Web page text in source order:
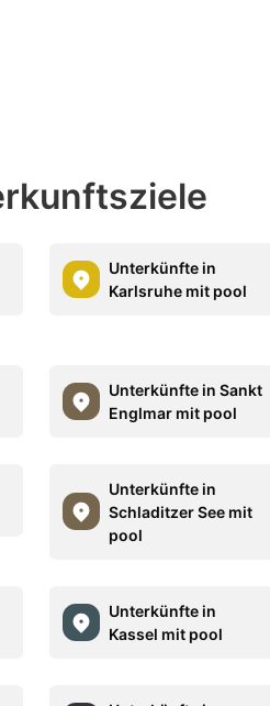
Unterkünfte in
Karlsruhe mit pool
Unterkünfte in Sankt
Englmar mit pool
Unterkünfte in
Schladitzer See mit
pool
Unterkünfte in
Kassel mit pool